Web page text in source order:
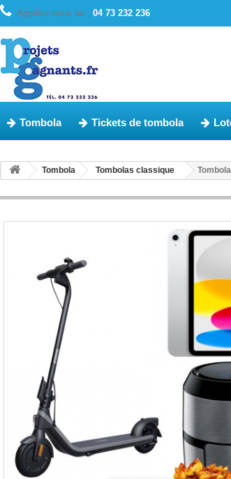
Appelez-nous au : 04 73 232 236
Tombola Tickets de tombola
Tombola Tombolas classique